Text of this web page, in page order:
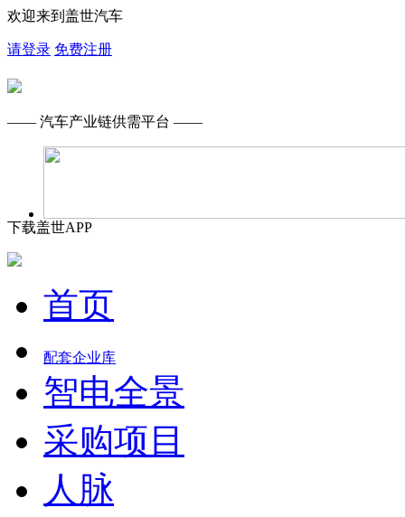
欢迎来到盖世汽车
请登录 免费注册
—— 汽车产业链供需平台 ——
下载盖世APP
首页
配套企业库
智电全景
采购项目
人脉